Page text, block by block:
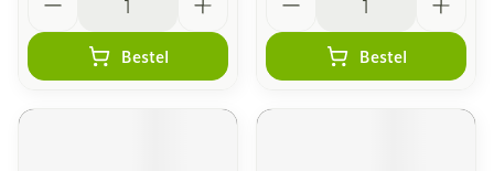
Bestel Bestel